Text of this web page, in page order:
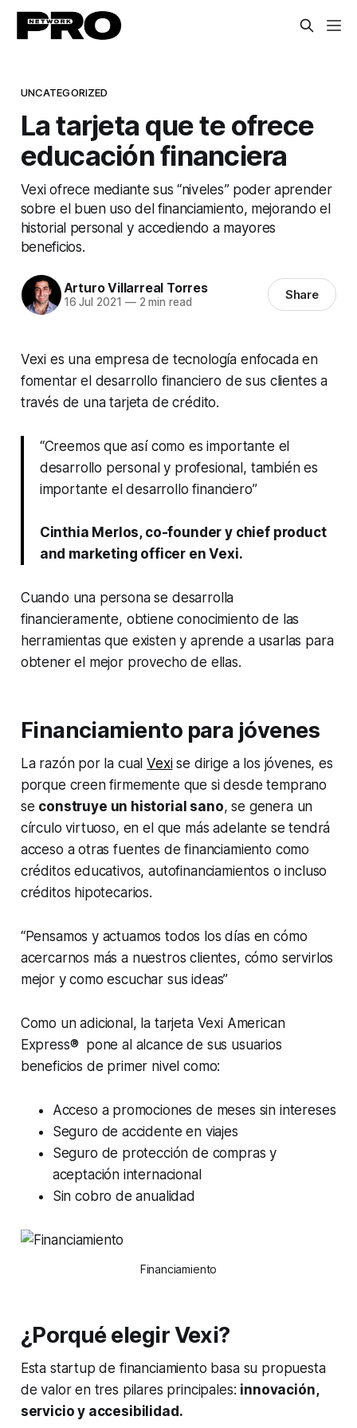
UNCATEGORIZED
La tarjeta que te ofrece
educación financiera
Vexi ofrece mediante sus “niveles” poder aprender
sobre el buen uso del financiamiento, mejorando el
historial personal y accediendo a mayores
beneficios.
Arturo Villarreal Torres
16 Jul 2021 —2 min read Share
Vexi es una empresa de tecnología enfocada en
fomentar el desarrollo financiero de sus clientes a
través de una tarjeta de crédito.
“Creemos que así como es importante el
desarrollo personal y profesional, también es
importante el desarrollo financiero”
Cinthia Merlos, co-founder y chief product
and marketing officer en Vexi.
Cuando una persona se desarrolla
financieramente, obtiene conocimiento de las
herramientas que existen y aprende a usarlas para
obtener el mejor provecho de ellas.
Financiamiento para jóvenes
La razón por la cualVexise dirige a los jóvenes, es
porque creen firmemente que si desde temprano
se construye un historial sano, se genera un
círculo virtuoso, en el que más adelante se tendrá
acceso a otras fuentes de financiamiento como
créditos educativos, autofinanciamientos o incluso
créditos hipotecarios.
“Pensamos y actuamos todos los días en cómo
acercarnos más a nuestros clientes, cómo servirlos
mejor y como escuchar sus ideas”
Como un adicional, la tarjeta Vexi American
Express® pone al alcance de sus usuarios
beneficios de primer nivel como:
Acceso a promociones de meses sin intereses
Seguro de accidente en viajes
Seguro de protección de compras y
aceptación internacional
Sin cobro de anualidad
Financiamiento
¿Porqué elegir Vexi?
Esta startup de financiamiento basa su propuesta
de valor en tres pilares principales: innovación,
servicio y accesibilidad.